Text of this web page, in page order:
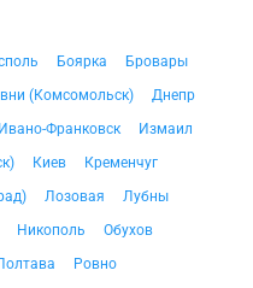
Боярка
Бровары
(Комсомольск)
Днепр
Ивано-Франковск
Измаил
Киев
Кременчуг
Лозовая
Лубны
Никополь
Обухов
Ровно